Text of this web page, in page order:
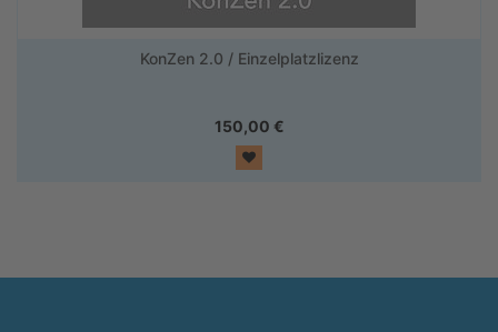
KonZen 2.0 / Einzelplatzlizenz
150,00 €